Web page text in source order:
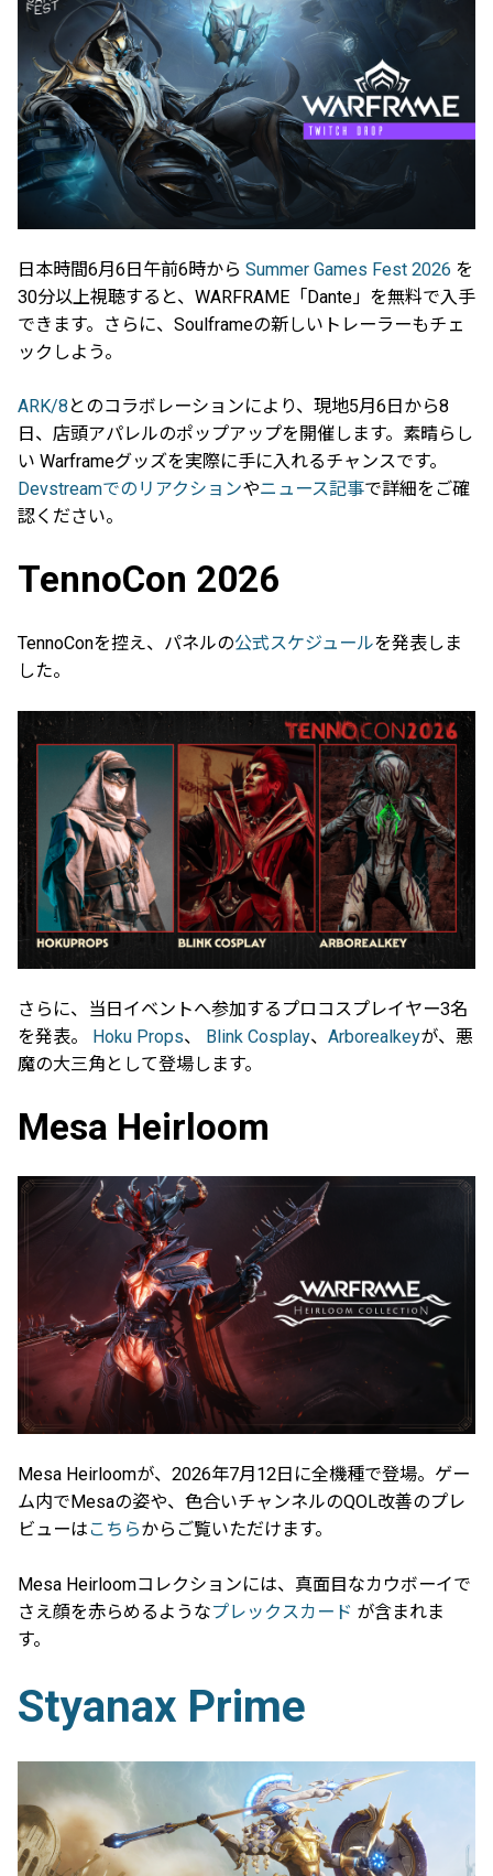
日本時間6月6日午前6時から Summer Games Fest 2026 を
30分以上視聴すると、WARFRAME「Dante」を無料で入手
できます。さらに、Soulframeの新しいトレーラーもチェ
ックしよう。
ARK/8 とのコラボレーションにより、現地5月6日から8
日、店頭アパレルのポップアップを開催します。素晴らし
い Warframeグッズを実際に手に入れるチャンスです。
Devstreamでのリアクションやニュース記事で詳細をご確
認ください。
TennoCon 2026
TennoConを控え、パネルの公式スケジュールを発表しま
した。
さらに、当日イベントへ参加するプロコスプレイヤー3名
を発表。 Hoku Props、 Blink Cosplay、 Arborealkeyが、悪
魔の大三角として登場します。
Mesa Heirloom
Mesa Heirloomが、2026年7月12日に全機種で登場。ゲー
ム内でMesaの姿や、色合いチャンネルのQOL改善のプレ
ビューは こちらからご覧いただけます。
Mesa Heirloomコレクションには、真面目なカウボーイで
さえ顔を赤らめるようなプレックスカード が含まれま
す。
Styanax Prime